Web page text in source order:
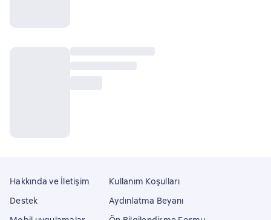
Hakkında ve İletişim
Destek
Kullanım Koşulları
Aydınlatma Beyanı